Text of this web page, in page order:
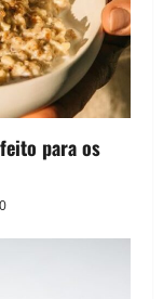
para os
0